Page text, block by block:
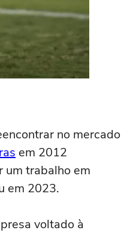
no mercado
em 2012
um trabalho em
em 2023.
voltado à